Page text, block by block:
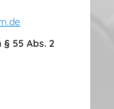
55 Abs. 2